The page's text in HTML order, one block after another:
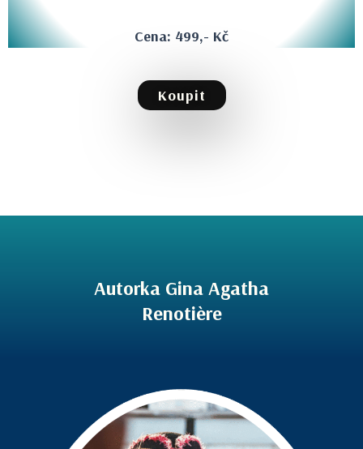
Cena: 499,- Kč
Koupit
Autorka Gina Agatha
Renotière